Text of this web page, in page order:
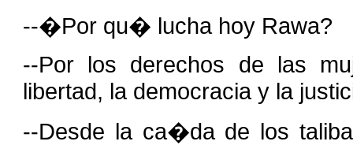
--�Por qu� lucha hoy Rawa?
--Por los derechos de las
libertad, la democracia y la
--Desde la ca�da de los